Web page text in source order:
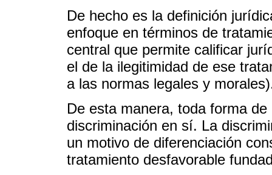
De hecho es la definición
enfoque en términos de
central que permite calificar
el de la ilegitimidad de ese
a las normas legales y
De esta manera, toda forma
discriminación en sí. La
un motivo de diferenciación
tratamiento desfavorable